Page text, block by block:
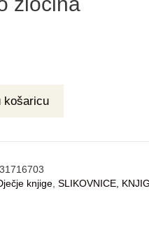
košaricu
knjige,SLIKOVNICE,